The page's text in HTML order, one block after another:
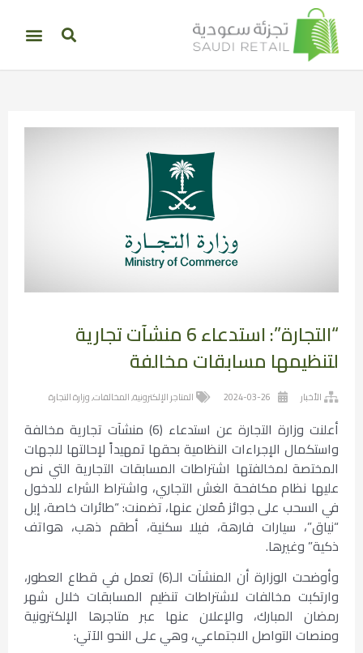
“التجارة”: استدعاء 6 منشآت تجارية
لتنظيمها مسابقات مخالفة
الأخبار 2024-03-26 المتاجر الإلكترونية,المخالفات,وزارة التجارة
أعلنت وزارة التجارة عن استدعاء (6) منشآت تجارية مخالفة
واستكمال الإجراءات النظامية بحقها تمهيداً لإحالتها للجهات
المختصة لمخالفتها اشتراطات المسابقات التجارية التي نص
عليها نظام مكافحة الغش التجاري، واشتراط الشراء للدخول
في السحب على جوائز مُعلن عنها، تضمنت: “طائرات خاصة، إبل
“نياق”، سيارات فارهة، فيلا سكنية، أطقم ذهب، هواتف
ذكية” وغيرها.
وأوضحت الوزارة أن المنشآت الـ(6) تعمل في قطاع العطور،
وارتكبت مخالفات لاشتراطات تنظيم المسابقات خلال شهر
رمضان المبارك، والإعلان عنها عبر متاجرها الإلكترونية
ومنصات التواصل الاجتماعي، وهي على النحو الآتي: